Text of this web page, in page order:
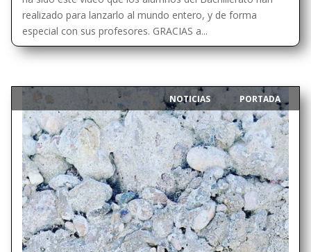
realizado para lanzarlo al mundo entero, y de forma
especial con sus profesores. GRACIAS a...
NOTICIAS PORTADA